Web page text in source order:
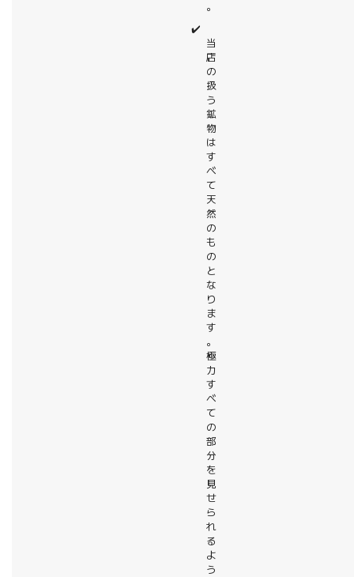
。
✔️
当
店
の
扱
う
鉱
物
は
す
べ
て
天
然
の
も
の
と
な
り
ま
す
。
極
力
す
べ
て
の
部
分
を
見
せ
ら
れ
る
よ
う